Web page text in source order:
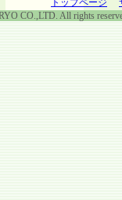
トップページ
CO.,LTD. All rights